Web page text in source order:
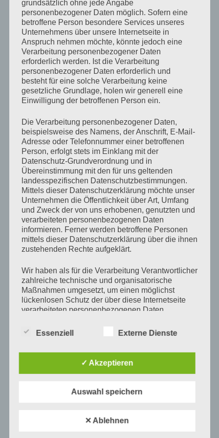
die Gemeinsamkeiten schätzen,
in all unseren Gegensätzen
mit ihren Höhen und Weiten.
Lass uns doch einfach immer
statt des Lebens die Freiheit teilen,
zu sein, wer wir sind und sein wollen,
19. Juli 2022// © Antje Münch-Lieblang
Antje schreibt
EINsSEIN
vonAntje Münch-Lieblang Mai 24, 2022
Keine
Kommentare
Spüren, wie es Dir
während mir Dein Herz
bis zum Hals schlägt.
Meeressehnen
grundsätzlich ohne jede Angabe
personenbezogener Daten möglich. Sofern eine
betroffene Person besondere Services unseres
Unternehmens über unsere Internetseite in
Anspruch nehmen möchte, könnte jedoch eine
Verarbeitung personenbezogener Daten
erforderlich werden. Ist die Verarbeitung
personenbezogener Daten erforderlich und
besteht für eine solche Verarbeitung keine
gesetzliche Grundlage, holen wir generell eine
Einwilligung der betroffenen Person ein.
Die Verarbeitung personenbezogener Daten,
beispielsweise des Namens, der Anschrift, E-Mail-
Adresse oder Telefonnummer einer betroffenen
Person, erfolgt stets im Einklang mit der
Datenschutz-Grundverordnung und in
Übereinstimmung mit den für uns geltenden
landesspezifischen Datenschutzbestimmungen.
Mittels dieser Datenschutzerklärung möchte unser
Unternehmen die Öffentlichkeit über Art, Umfang
und Zweck der von uns erhobenen, genutzten und
verarbeiteten personenbezogenen Daten
informieren. Ferner werden betroffene Personen
mittels dieser Datenschutzerklärung über die ihnen
zustehenden Rechte aufgeklärt.
Wir haben als für die Verarbeitung Verantwortlicher
zahlreiche technische und organisatorische
Maßnahmen umgesetzt, um einen möglichst
lückenlosen Schutz der über diese Internetseite
verarbeiteten personenbezogenen Daten
Datenübertragungen grundsätzlich
diesem Grund steht es jeder betroffenen Person
frei, personenbezogene Daten auch auf
uns zu übermitteln.
Essenziell Externe Dienste
✓ Akzeptieren
Auswahl speichern
✕ Ablehnen